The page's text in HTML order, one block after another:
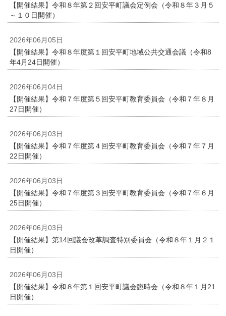
【開催結果】令和８年第２回安平町議会定例会（令和８年３月５
～１０日開催）
2026年06月05日
【開催結果】令和８年度第１回安平町地域公共交通会議（令和8
年4月24日開催）
2026年06月04日
【開催結果】令和７年度第５回安平町教育委員会（令和７年８月
27日開催）
2026年06月03日
【開催結果】令和７年度第４回安平町教育委員会（令和７年７月
22日開催）
2026年06月03日
【開催結果】令和７年度第３回安平町教育委員会（令和７年６月
25日開催）
2026年06月03日
【開催結果】第14回議会改革調査特別委員会（令和８年１月２１
日開催）
2026年06月03日
【開催結果】令和８年第１回安平町議会臨時会（令和８年１月21
日開催）